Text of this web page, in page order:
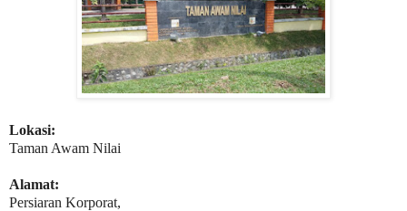
Lokasi:
Taman Awam Nilai
Alamat:
Persiaran Korporat,